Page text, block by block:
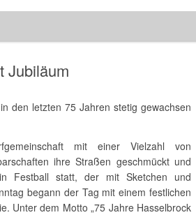
Jubiläum
den letzten 75 Jahren stetig gewachsen
mit einer Vielzahl von
ihre Straßen geschmückt und
Festball statt, der mit Sketchen und
begann der Tag mit einem festlichen
Unter dem Motto „75 Jahre Hasselbrock